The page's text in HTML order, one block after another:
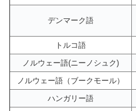
デンマーク語
トルコ語
ノルウェー語(ニーノシュク)
ノルウェー語（ブークモール）
ハンガリー語